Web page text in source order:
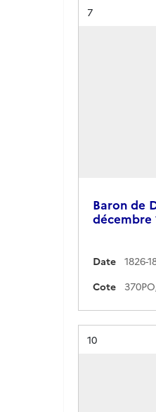
Résultat n°
7
Baron de
décembre
Date 1826-
Cote
Résultat n°
10